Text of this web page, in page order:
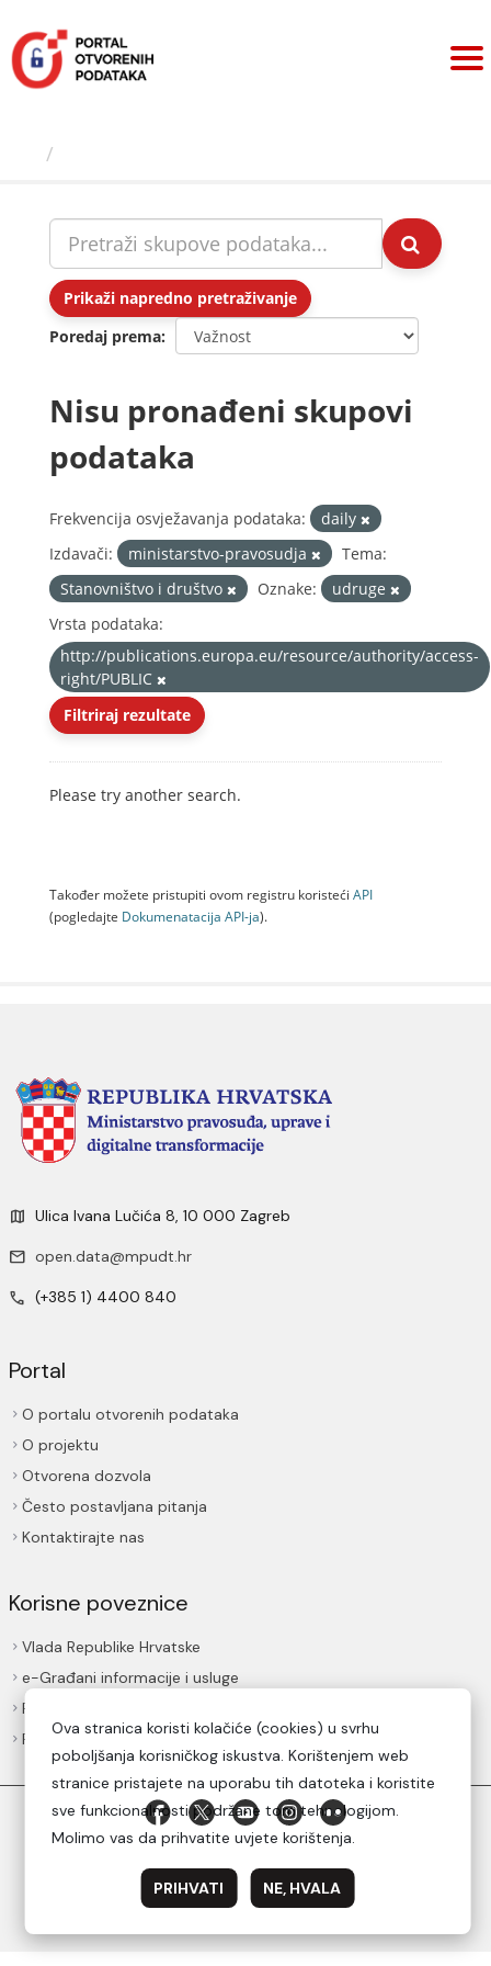
sadržaj
Prikaži napredno pretraživanje
Poredaj prema
Nisu pronađeni skupovi
podataka
Frekvencija osvježavanja podataka:
daily
Izdavači:
ministarstvo-pravosudja
Tema:
Stanovništvo i društvo
Oznake:
udruge
Vrsta podataka:
http://publications.europa.eu/resource/authority/access-
right/PUBLIC
Filtriraj rezultate
Please try another search.
Također možete pristupiti ovom registru koristeći API
(pogledajte Dokumenаtаcijа API-jа).